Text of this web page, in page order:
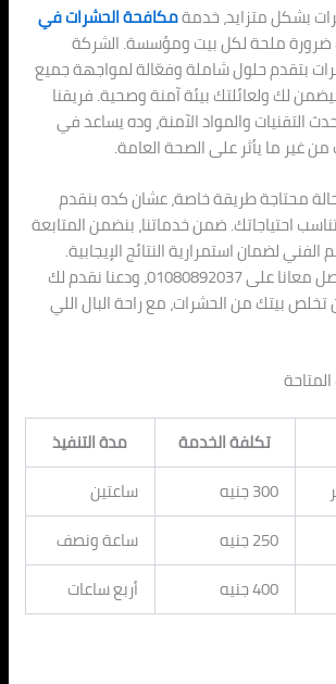
بشكل متزايد، خدمةمكافحة الحشرات في
ملحة لكل بيت ومؤسسة. الشركة
بتقدم حلول شاملة وفعّالة لمواجهة جميع
لك ولعائلتك بيئة آمنة وصحية. فريقنا
التقنيات والمواد الآمنة، وده يساعد في
غير ما يأثر على الصحة العامة.
محتاجة طريقة خاصة، عشان كده بنقدم
احتياجاتك. ضمن خدماتنا، بنضمن المتابعة
الفني لضمان استمرارية النتائج الإيجابية.
ماتترددش في التواصل معانا على 01080892037، ودعنا نقدم لك
تخلص بيتك من الحشرات، مع راحة البال اللي
تكلفة الخدمة
مدة التنفيذ
300 جنيه
ساعتين
250 جنيه
ساعة ونصف
400 جنيه أربع ساعات